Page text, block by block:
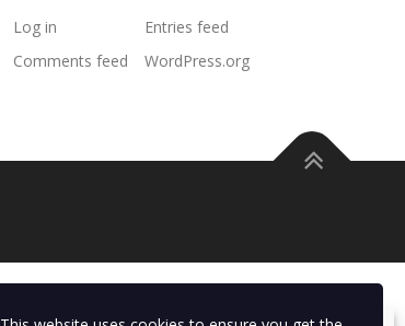
Log in
Entries feed
Comments feed
WordPress.org